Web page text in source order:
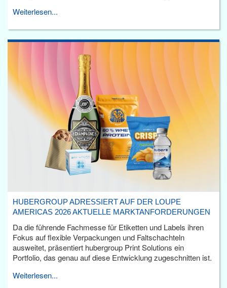
Weiterlesen...
HUBERGROUP ADRESSIERT AUF DER LOUPE
AMERICAS 2026 AKTUELLE MARKTANFORDERUNGEN
Da die führende Fachmesse für Etiketten und Labels ihren
Fokus auf flexible Verpackungen und Faltschachteln
ausweitet, präsentiert hubergroup Print Solutions ein
Portfolio, das genau auf diese Entwicklung zugeschnitten ist.
Weiterlesen...